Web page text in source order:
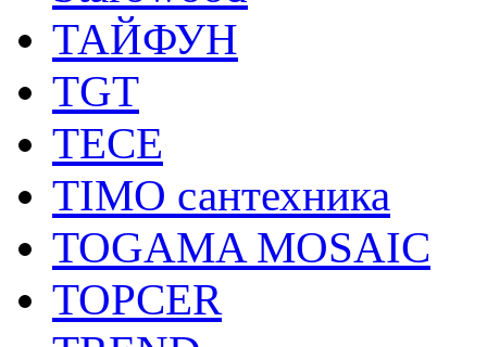
ТАЙФУН
TGT
TECE
TIMO сантехника
TOGAMA MOSAIC
TOPCER